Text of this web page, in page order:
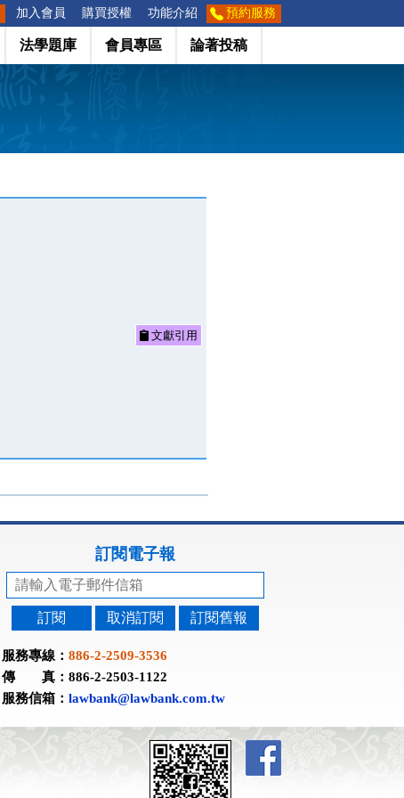
加入會員 購買授權 功能介紹 預約服務
法學題庫 會員專區 論著投稿
文獻引用
訂閱電子報
訂閱 取消訂閱 訂閱舊報
服務專線： 886-2-2509-3536
傳 真：886-2-2503-1122
服務信箱： lawbank@lawbank.com.tw